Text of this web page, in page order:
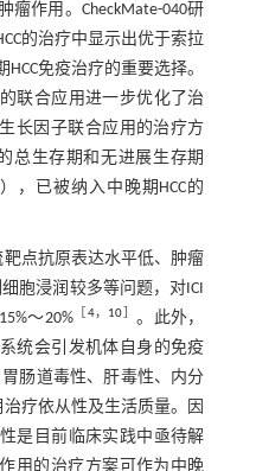
作用。CheckMate-040研
的治疗中显示出优于索拉
免疫治疗的重要选择。
联合应用进一步优化了治
长因子联合应用的治疗方
总生存期和无进展生存期
），已被纳入中晚期HCC的
靶点抗原表达水平低、肿瘤
胞浸润较多等问题，对ICI
～20%
4， 10
。此外，
统会引发机体自身的免疫
肠道毒性、肝毒性、内分
疗依从性及生活质量。因
是目前临床实践中亟待解
用的治疗方案可作为中晚